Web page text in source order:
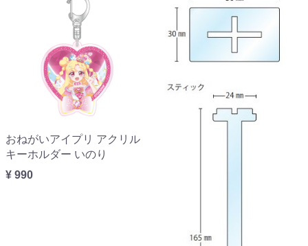
おねがいアイプリ アクリル
キーホルダー いのり
¥ 990